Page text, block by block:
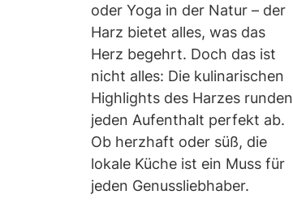
oder Yoga in der Natur – der
Harz bietet alles, was das
Herz begehrt. Doch das ist
nicht alles: Die kulinarischen
Highlights des Harzes runden
jeden Aufenthalt perfekt ab.
Ob herzhaft oder süß, die
lokale Küche ist ein Muss für
jeden Genussliebhaber.